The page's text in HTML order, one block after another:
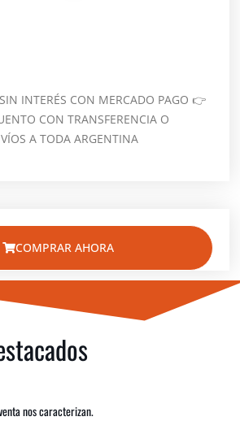
INTERÉS CON MERCADO PAGO 👉
CON TRANSFERENCIA O
A TODA ARGENTINA
COMPRAR AHORA
nos caracterizan.